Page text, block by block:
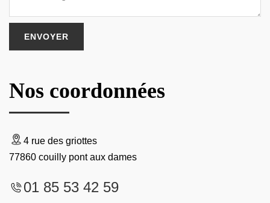
Nos coordonnées
4 rue des griottes
77860 couilly pont aux dames
01 85 53 42 59